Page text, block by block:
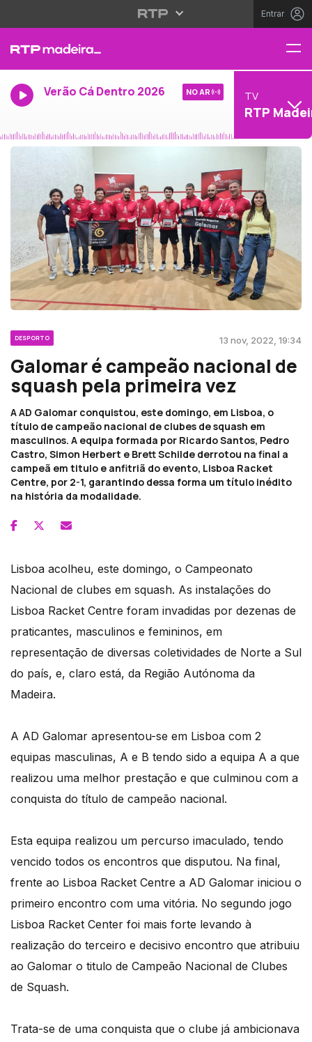
Entrar
Verão Cá Dentro 2026 NO AR TV
RTP
DESPORTO 13 nov, 2022, 19:34
Galomar é campeão nacional de
squash pela primeira vez
A AD Galomar conquistou, este domingo, em Lisboa, o
título de campeão nacional de clubes de squash em
masculinos. A equipa formada por Ricardo Santos, Pedro
Castro, Simon Herbert e Brett Schilde derrotou na final a
campeã em titulo e anfitriã do evento, Lisboa Racket
Centre, por 2-1, garantindo dessa forma um título inédito
na história da modalidade.
Lisboa acolheu, este domingo, o Campeonato
Nacional de clubes em squash. As instalações do
Lisboa Racket Centre foram invadidas por dezenas de
praticantes, masculinos e femininos, em
representação de diversas coletividades de Norte a Sul
do país, e, claro está, da Região Autónoma da
Madeira.
A AD Galomar apresentou-se em Lisboa com 2
equipas masculinas, A e B tendo sido a equipa A a que
realizou uma melhor prestação e que culminou com a
conquista do título de campeão nacional.
Esta equipa realizou um percurso imaculado, tendo
vencido todos os encontros que disputou. Na final,
frente ao Lisboa Racket Centre a AD Galomar iniciou o
primeiro encontro com uma vitória. No segundo jogo
Lisboa Racket Center foi mais forte levando à
realização do terceiro e decisivo encontro que atribuiu
ao Galomar o titulo de Campeão Nacional de Clubes
de Squash.
Trata-se de uma conquista que o clube já ambicionava